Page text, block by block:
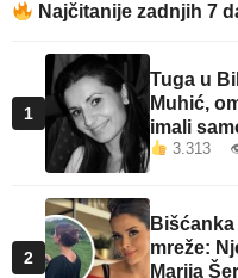
Najčitanije zadnjih 7
1
Tuga u
Muhić,
imali
3.313
2
mreže:
Marija